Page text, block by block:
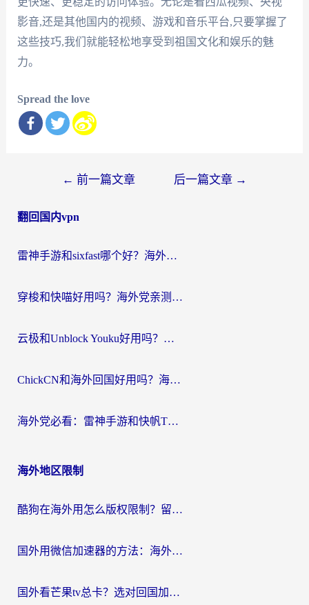
影音,还是其他国内的视频、游戏和音乐平台,只要掌握了
这些技巧,我们就能轻松地享受到祖国文化和娱乐的魅
力。
Spread the love
导
← 前一篇文章 后一篇文章 →
翻回国内vpn
雷神手游和sixfast哪个好？海外党亲测3款回国加速器，教你选对不踩坑
穿梭和快喵好用吗？海外党亲测：小众加速器对比+番茄加速器深度体验
云极和Unblock Youku好用吗？海外党亲测+2026回国加速器避坑指南
ChickCN和海外回国好用吗？海外党2026亲测：从手游到影音，选对加速器的3个关键
海外党必看：雷神手游和快帆TV版好用吗？3步选对回国加速器不踩坑
海外地区限制
酷狗在海外用怎么版权限制？留学生亲测：3步解决听国内音乐难题
国外用微信加速器的方法：海外党无缝连接国内生活的实用指南
国外看芒果tv总卡？选对回国加速器，轻松追《浪姐》不费劲